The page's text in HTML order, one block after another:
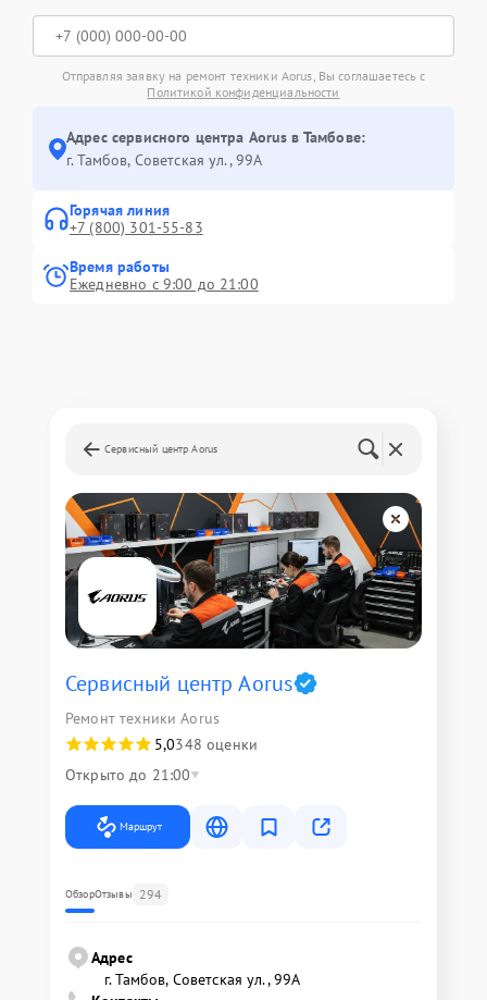
Отправляя заявку на ремонт техники Aorus, Вы соглашаетесь с
Политикой конфиденциальности
Адрес сервисного центра Aorus в Тамбове:
г. Тамбов, Советская ул., 99А
Горячая линия
+7 (800) 301-55-83
Время работы
Ежедневно с 9:00 до 21:00
Сервисный центр Aorus
Сервисный центр Aorus
Ремонт техники Aorus
5,0348 оценки
Открыто до 21:00
Маршрут
ОбзорОтзывы 294
Адрес
г. Тамбов, Советская ул., 99А